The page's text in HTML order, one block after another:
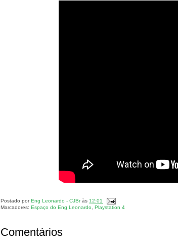
Postado porEng Leonardo - CJBràs12:01
Marcadores:Espaço do Eng Leonardo ,Playstation 4
Comentários